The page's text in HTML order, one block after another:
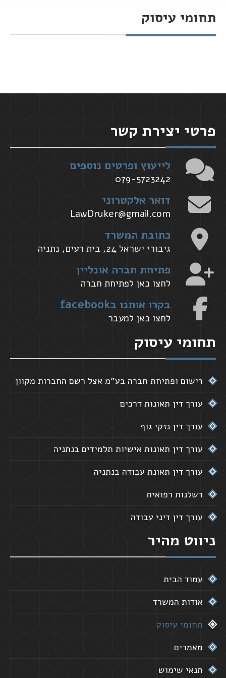
תחומי עיסוק
You are here:
פרטי יצירת קשר
לייעוץ ופרטים נוספים
079-5723242
דואר אלקטרוני
LawDruker@gmail.com
כתובת המשרד
גיבורי ישראל 24, בית רעים, נתניה
פתיחת חברה אונליין
לחצו כאן לפתיחת חברה
בקרו אותנו בfacebook
לחצו כאן למעבר
תחומי עיסוק
רישום ופתיחת חברה בע"מ אצל רשם החברות מקוון
עורך דין תאונות דרכים
עורך דין נזקי גוף
עורך דין תאונות אישיות תלמידים בנתניה
עורך דין תאונת עבודה בנתניה
רשלנות רפואית
עורך דין דיני עבודה
ניווט מהיר
עמוד הבית
אודות המשרד
תחומי עיסוק
מאמרים
תנאי שימוש